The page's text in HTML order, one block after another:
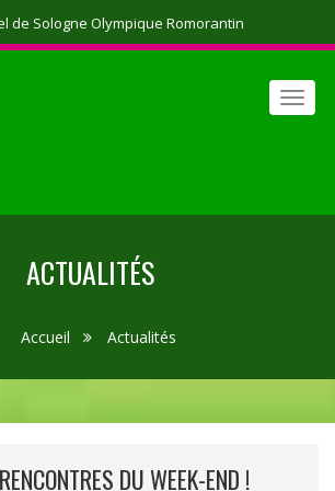
de Sologne Olympique Romorantin
ACTUALITÉS
Accueil Actualités
DU WEEK-END !